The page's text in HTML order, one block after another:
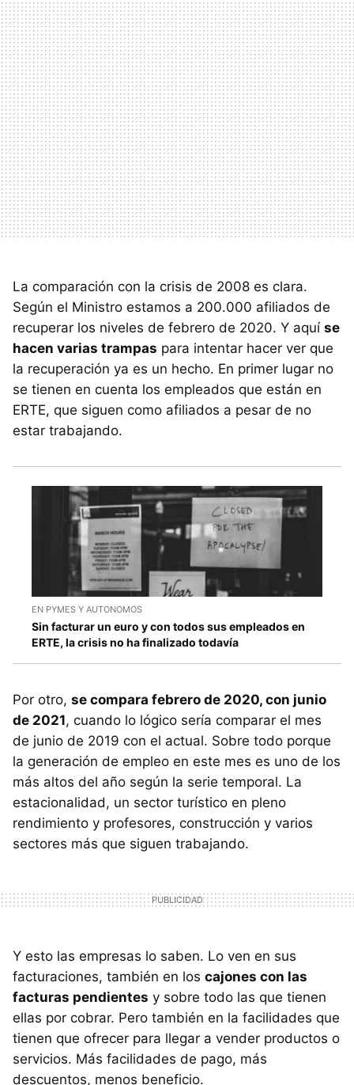
La comparación con la crisis de 2008 es clara.
Según el Ministro estamos a 200.000 afiliados de
recuperar los niveles de febrero de 2020. Y aquí se
hacen varias trampas para intentar hacer ver que
la recuperación ya es un hecho. En primer lugar no
se tienen en cuenta los empleados que están en
ERTE, que siguen como afiliados a pesar de no
estar trabajando.
EN PYMES Y AUTONOMOS
Sin facturar un euro y con todos sus empleados en
ERTE, la crisis no ha finalizado todavía
Por otro, se compara febrero de 2020, con junio
de 2021, cuando lo lógico sería comparar el mes
de junio de 2019 con el actual. Sobre todo porque
la generación de empleo en este mes es uno de los
más altos del año según la serie temporal. La
estacionalidad, un sector turístico en pleno
rendimiento y profesores, construcción y varios
sectores más que siguen trabajando.
Y esto las empresas lo saben. Lo ven en sus
facturaciones, también en los cajones con las
facturas pendientes y sobre todo las que tienen
ellas por cobrar. Pero también en la facilidades que
tienen que ofrecer para llegar a vender productos o
servicios. Más facilidades de pago, más
descuentos, menos beneficio.